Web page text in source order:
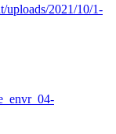
uploads/2021/10/1-